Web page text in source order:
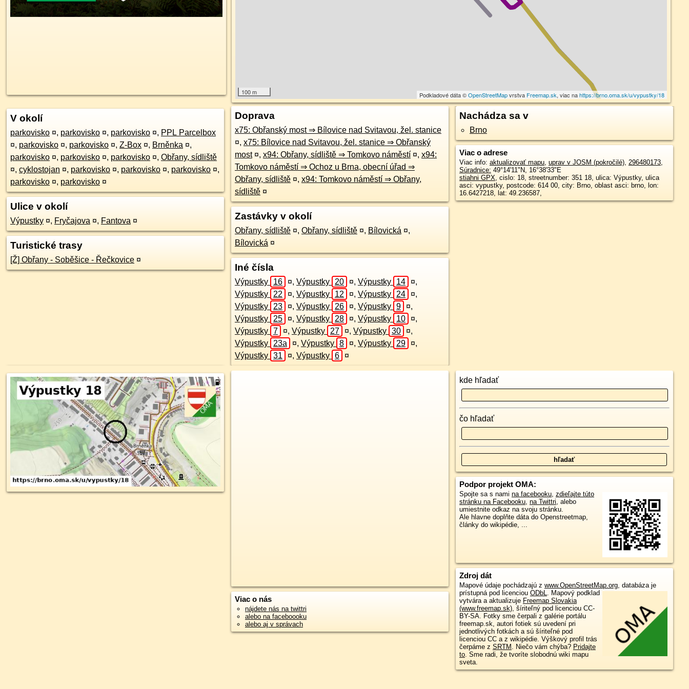
100 m Podkladové dáta ©OpenStreetMapvrstva Freemap.sk, viac nahttps://brno.oma.sk/u/vypustky/18
V okolí
parkovisko ¤, parkovisko ¤, parkovisko ¤, PPL Parcelbox
¤, parkovisko ¤, parkovisko ¤, Z-Box ¤, Brněnka ¤,
parkovisko ¤, parkovisko ¤, parkovisko ¤, Obřany, sídliště
¤, cyklostojan ¤, parkovisko ¤, parkovisko ¤, parkovisko ¤,
parkovisko ¤, parkovisko ¤
Ulice v okolí
Výpustky ¤, Fryčajova ¤, Fantova ¤
Turistické trasy
[Ž] Obřany - Soběšice - Řečkovice ¤
Doprava
x75: Obřanský most ⇒ Bílovice nad Svitavou, žel. stanice
¤, x75: Bílovice nad Svitavou, žel. stanice ⇒ Obřanský
most ¤, x94: Obřany, sídliště ⇒ Tomkovo náměstí ¤, x94:
Tomkovo náměstí ⇒ Ochoz u Brna, obecní úřad ⇒
Obřany, sídliště ¤, x94: Tomkovo náměstí ⇒ Obřany,
sídliště ¤
Zastávky v okolí
Obřany, sídliště ¤, Obřany, sídliště ¤, Bílovická ¤,
Bílovická ¤
Iné čísla
Výpustky 16 ¤, Výpustky 20 ¤, Výpustky 14 ¤,
Výpustky
22 ¤, Výpustky 12 ¤, Výpustky 24 ¤,
Výpustky
23 ¤, Výpustky 26 ¤, Výpustky 9 ¤,
Výpustky
25 ¤, Výpustky 28 ¤, Výpustky 10 ¤,
Výpustky 7 ¤, Výpustky 27 ¤, Výpustky 30 ¤,
Výpustky
23a ¤, Výpustky 8 ¤, Výpustky 29 ¤,
Výpustky 31 ¤, Výpustky 6 ¤
Nachádza sa v
Brno
Viac o adrese
Viac info: aktualizovať mapu, uprav v JOSM (pokročilé), 296480173,
Súradnice: 49°14'11"N, 16°38'33"E
stiahni GPX, cislo: 18, streetnumber: 351 18, ulica: Výpustky, ulica
asci: vypustky, postcode: 614 00, city: Brno, oblast asci: brno, lon:
16.6427218, lat: 49.236587,
Viac o nás
nájdete nás na twittri
alebo na faceboooku
alebo aj v správach
kde hľadať
čo hľadať
Podpor projekt OMA:
Spojte sa s nami na facebooku, zdieľajte túto
stránku na Facebooku, na Twittri, alebo
umiestnite odkaz na svoju stránku.
Ale hlavne doplňte dáta do Openstreetmap,
články do wikipédie, ...
Zdroj dát
Mapové údaje pochádzajú z www.OpenStreetMap.org, databáza je
prístupná pod licenciou ODbL. Mapový podklad
vytvára a aktualizuje Freemap Slovakia
(www.freemap.sk), šíriteľný pod licenciou CC-
BY-SA. Fotky sme čerpali z galérie portálu
freemap.sk, autori fotiek sú uvedení pri
jednotlivých fotkách a sú šíriteľné pod
licenciou CC a z wikipédie. Výškový profil trás
čerpáme z SRTM . Niečo vám chýba? Pridajte
to. Sme radi, že tvoríte slobodnú wiki mapu
sveta.